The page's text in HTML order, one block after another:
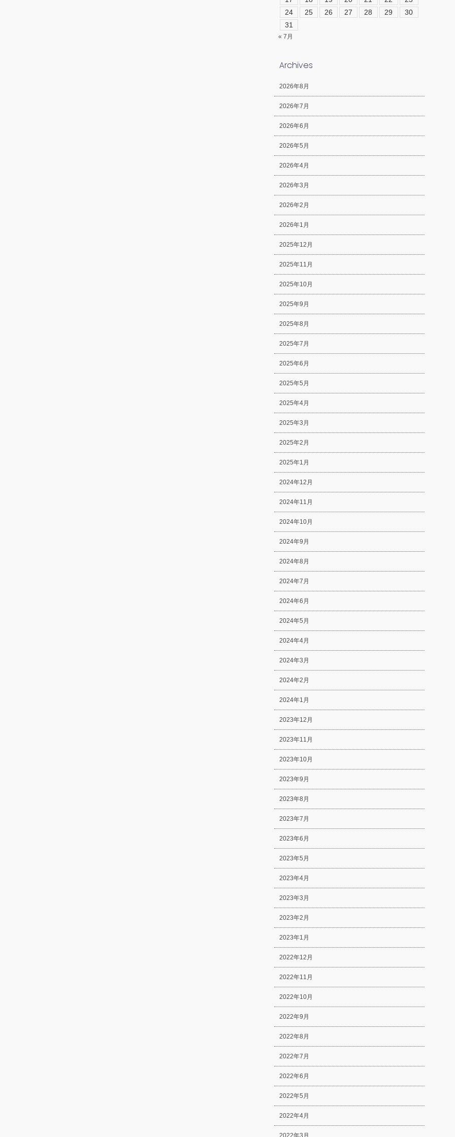
24
25 26 27 28 29
30
31
« 7月
Archives
2026年8月
2026年7月
2026年6月
2026年5月
2026年4月
2026年3月
2026年2月
2026年1月
2025年12月
2025年11月
2025年10月
2025年9月
2025年8月
2025年7月
2025年6月
2025年5月
2025年4月
2025年3月
2025年2月
2025年1月
2024年12月
2024年11月
2024年10月
2024年9月
2024年8月
2024年7月
2024年6月
2024年5月
2024年4月
2024年3月
2024年2月
2024年1月
2023年12月
2023年11月
2023年10月
2023年9月
2023年8月
2023年7月
2023年6月
2023年5月
2023年4月
2023年3月
2023年2月
2023年1月
2022年12月
2022年11月
2022年10月
2022年9月
2022年8月
2022年7月
2022年6月
2022年5月
2022年4月
2022年3月